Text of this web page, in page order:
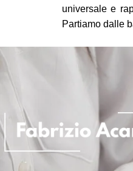
universale e
Partiamo dalle